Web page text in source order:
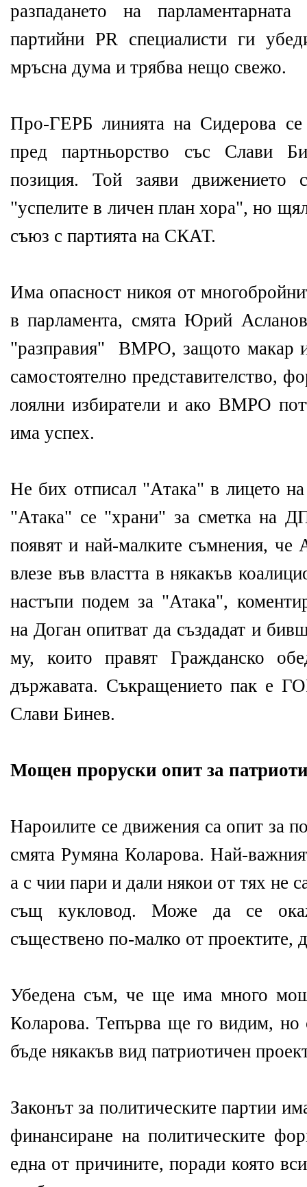
разпадането на
партийни PR специалисти ги
мръсна дума и трябва нещо свежо.
Про-ГЕРБ линията на Сидерова се
пред партньорство със Слави
позиция. Той заяви движението
"успелите в личен план хора", но
съюз с партията на СКАТ.
Има опасност никоя от
в парламента, смята Юрий
"разправия" ВМРО, защото макар и
самостоятелно представителство,
лоялни избиратели и ако ВМРО
има успех.
Не бих отписал "Атака" в лицето
"Атака" се "храни" за сметка на
появят и най-малките съмнения, че
влезе във властта в някакъв
настъпи подем за "Атака",
на Доган опитват да създадат и
му, които правят Гражданско
държавата. Съкращението пак е
Слави Бинев.
Мощен проруски опит за
Нароилите се движения са опит за
смята Румяна Коларова. Най-
а с чии пари и дали някои от тях не
същ кукловод. Може да се
съществено по-малко от проектите,
Убедена съм, че ще има много
Коларова. Тепърва ще го видим, но
бъде някакъв вид патриотичен
Законът за политическите партии
финансиране на политическите
една от причините, поради която